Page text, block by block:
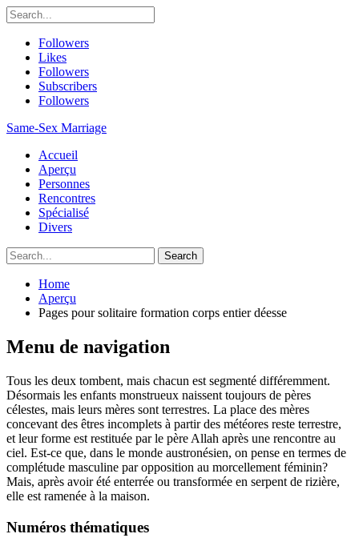
Followers
Likes
Followers
Subscribers
Followers
Same-Sex Marriage
Accueil
Aperçu
Personnes
Rencontres
Spécialisé
Divers
Home
Aperçu
Pages pour solitaire formation corps entier déesse
Menu de navigation
Tous les deux tombent, mais chacun est segmenté différemment.
Désormais les enfants monstrueux naissent toujours de pères
célestes, mais leurs mères sont terrestres. La place des mères
concevant des êtres incomplets à partir des météores reste terrestre,
et leur forme est restituée par le père Allah après une rencontre au
ciel. Est-ce que, dans le monde austronésien, on pense en termes de
complétude masculine par opposition au morcellement féminin?
Mais, après avoir été enterrée ou transformée en serpent de rizière,
elle est ramenée à la maison.
Numéros thématiques